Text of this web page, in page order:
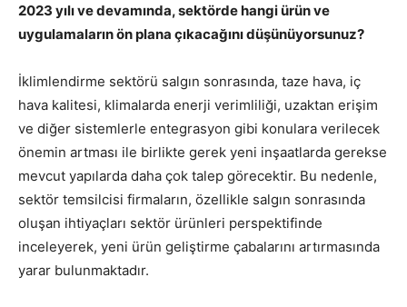
2023 yılı ve devamında, sektörde hangi ürün ve
uygulamaların ön plana çıkacağını düşünüyorsunuz?
İklimlendirme sektörü salgın sonrasında, taze hava, iç
hava kalitesi, klimalarda enerji verimliliği, uzaktan erişim
ve diğer sistemlerle entegrasyon gibi konulara verilecek
önemin artması ile birlikte gerek yeni inşaatlarda gerekse
mevcut yapılarda daha çok talep görecektir. Bu nedenle,
sektör temsilcisi firmaların, özellikle salgın sonrasında
oluşan ihtiyaçları sektör ürünleri perspektifinde
inceleyerek, yeni ürün geliştirme çabalarını artırmasında
yarar bulunmaktadır.